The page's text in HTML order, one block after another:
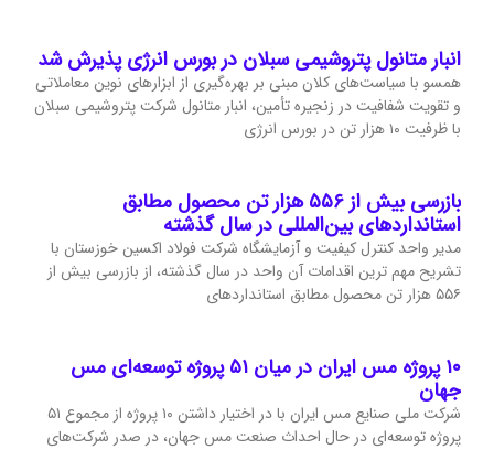
انبار متانول پتروشیمی سبلان در بورس انرژی پذیرش شد
همسو با سیاست‌های کلان مبنی بر بهره‌گیری از ابزارهای نوین معاملاتی
و تقویت شفافیت در زنجیره تأمین، انبار متانول شرکت پتروشیمی سبلان
با ظرفیت ۱۰ هزار تن در بورس انرژی
بازرسی بیش از ۵۵۶ هزار تن محصول مطابق
استانداردهای بین‌المللی در سال گذشته
مدیر واحد کنترل کیفیت و آزمایشگاه شرکت فولاد اکسین خوزستان با
تشریح مهم‌ ترین اقدامات آن واحد در سال گذشته، از بازرسی بیش از
۵۵۶ هزار تن محصول مطابق استانداردهای
۱۰ پروژه مس ایران در میان ۵۱ پروژه توسعه‌ای مس
جهان
شرکت ملی صنایع مس ایران با در اختیار داشتن ۱۰ پروژه از مجموع ۵۱
پروژه توسعه‌ای در حال احداث صنعت مس جهان، در صدر شرکت‌های